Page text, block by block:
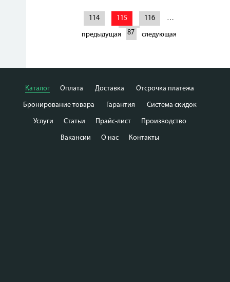
предыдущая
114 115 116
…
187
следующая
Каталог Оплата Доставка Отсрочка платежа
Бронирование товара Гарантия Система скидок
Услуги Статьи Прайс-лист Производство
Вакансии О нас Контакты